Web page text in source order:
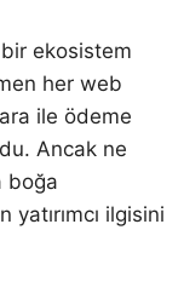
bir ekosistem
her web
ile ödeme
Ancak ne
boğa
ilgisini